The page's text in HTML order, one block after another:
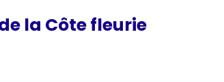
la Côte fleurie